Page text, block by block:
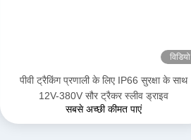
विडियो
पीवी ट्रैकिंग प्रणाली के लिए IP66 सुरक्षा के साथ
12V-380V सौर ट्रैकर स्लीव ड्राइव
सबसे अच्छी कीमत पाएं